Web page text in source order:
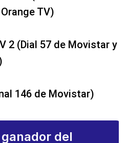
TV)
2 (Dial 57 de Movistar y
146 de Movistar)